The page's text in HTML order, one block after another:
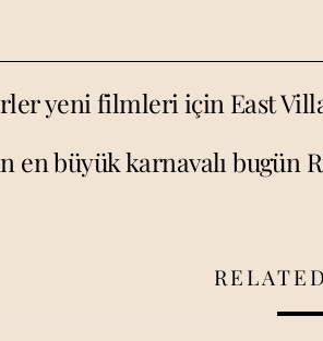
yeni filmleri için East
en büyük karnavalı bugün